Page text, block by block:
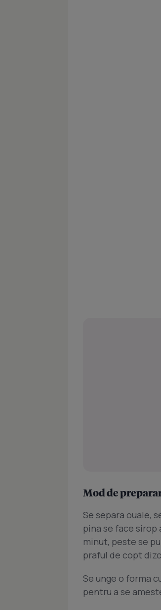
Mod de
Se separa ouale,
pina se face sirop
minut, peste se
praful de copt
Se unge o forma
pentru a se